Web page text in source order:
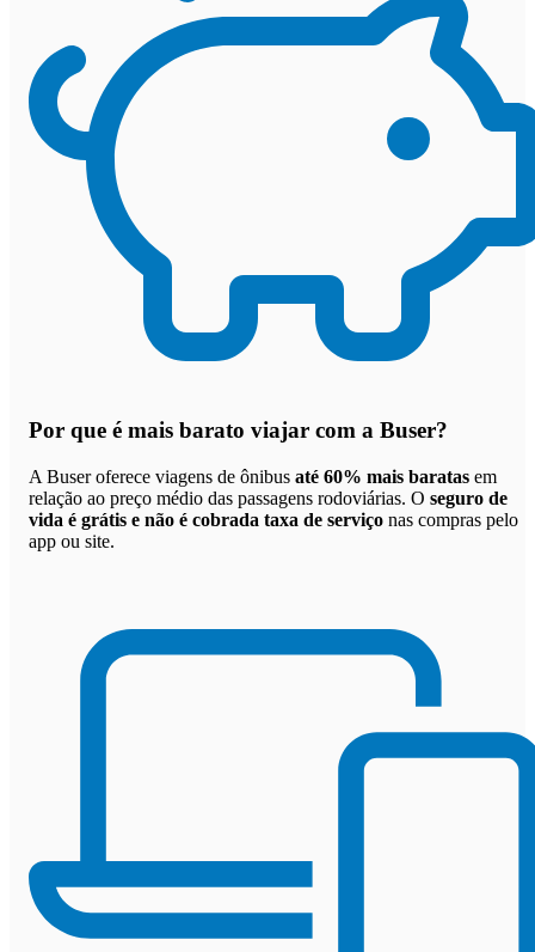
Por que é mais barato viajar com a Buser?
A Buser oferece viagens de ônibus até 60% mais baratas em
relação ao preço médio das passagens rodoviárias. O seguro de
vida é grátis e não é cobrada taxa de serviço nas compras pelo
app ou site.